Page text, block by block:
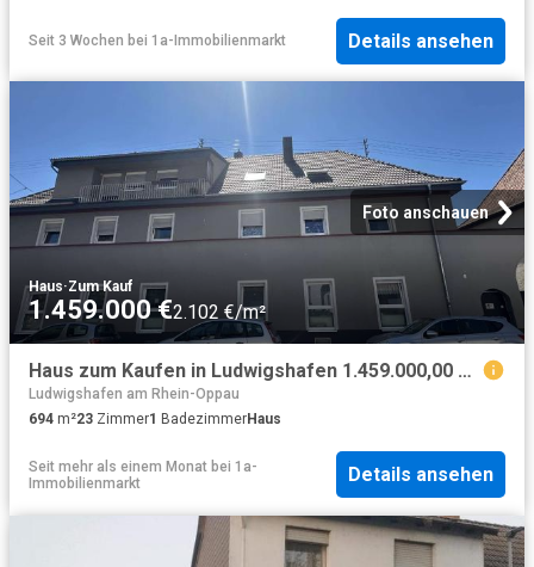
Seit 3 Wochen bei 1a-Immobilienmarkt Details ansehen
Foto anschauen
Haus·Zum Kauf
1.459.000 €2.102 €/m²
Haus zum Kaufen in Ludwigshafen 1.459.000,00 EUR 694.93 m²
Ludwigshafen am Rhein-Oppau
694 m²23 Zimmer1 BadezimmerHaus
Seit mehr als einem Monat bei 1a-
Immobilienmarkt
Details ansehen